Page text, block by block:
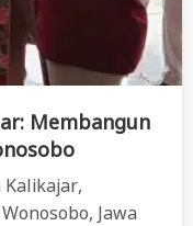
Membangun
Jawa